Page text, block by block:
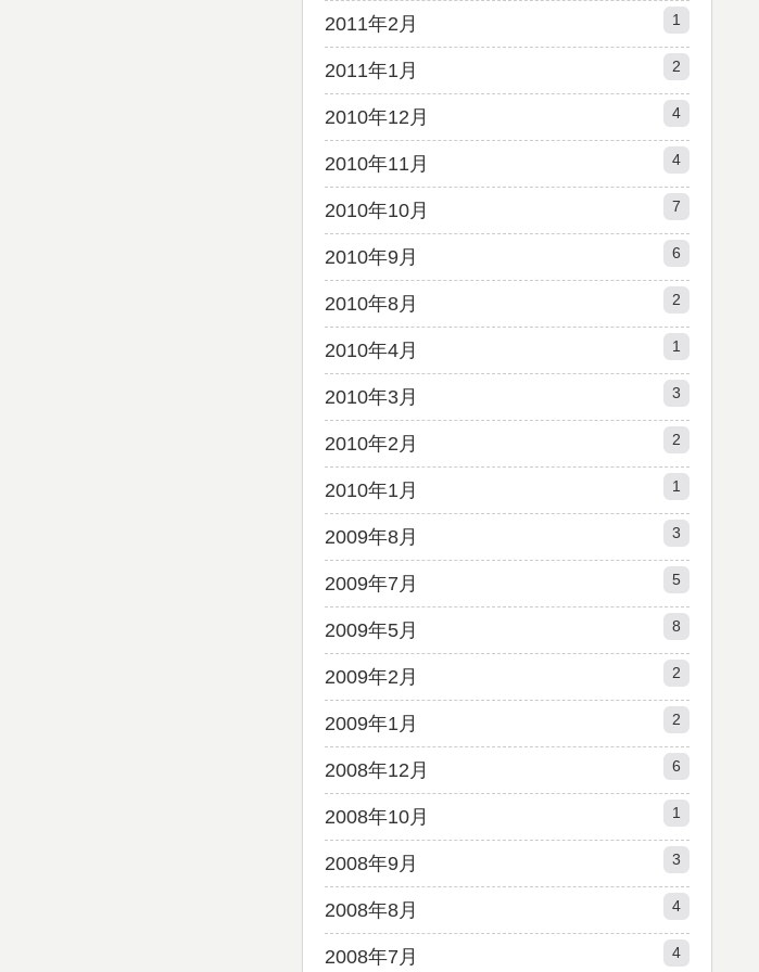
2011年2月 1
2011年1月 2
2010年12月 4
2010年11月 4
2010年10月 7
2010年9月 6
2010年8月 2
2010年4月 1
2010年3月 3
2010年2月 2
2010年1月 1
2009年8月 3
2009年7月 5
2009年5月 8
2009年2月 2
2009年1月 2
2008年12月 6
2008年10月 1
2008年9月 3
2008年8月 4
2008年7月 4